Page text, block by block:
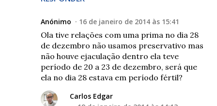
Anónimo 16 de janeiro de 2014 às 15:41
Ola tive relações com uma prima no dia 28
de dezembro não usamos preservativo mas
não houve ejaculação dentro ela teve
período de 20 a 23 de dezembro, será que
ela no dia 28 estava em período fértil?
Carlos Edgar